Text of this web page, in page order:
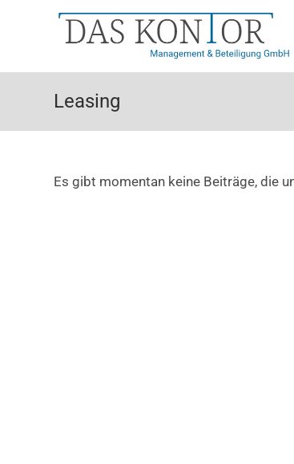
Leasing
Es gibt momentan keine Beiträge, die